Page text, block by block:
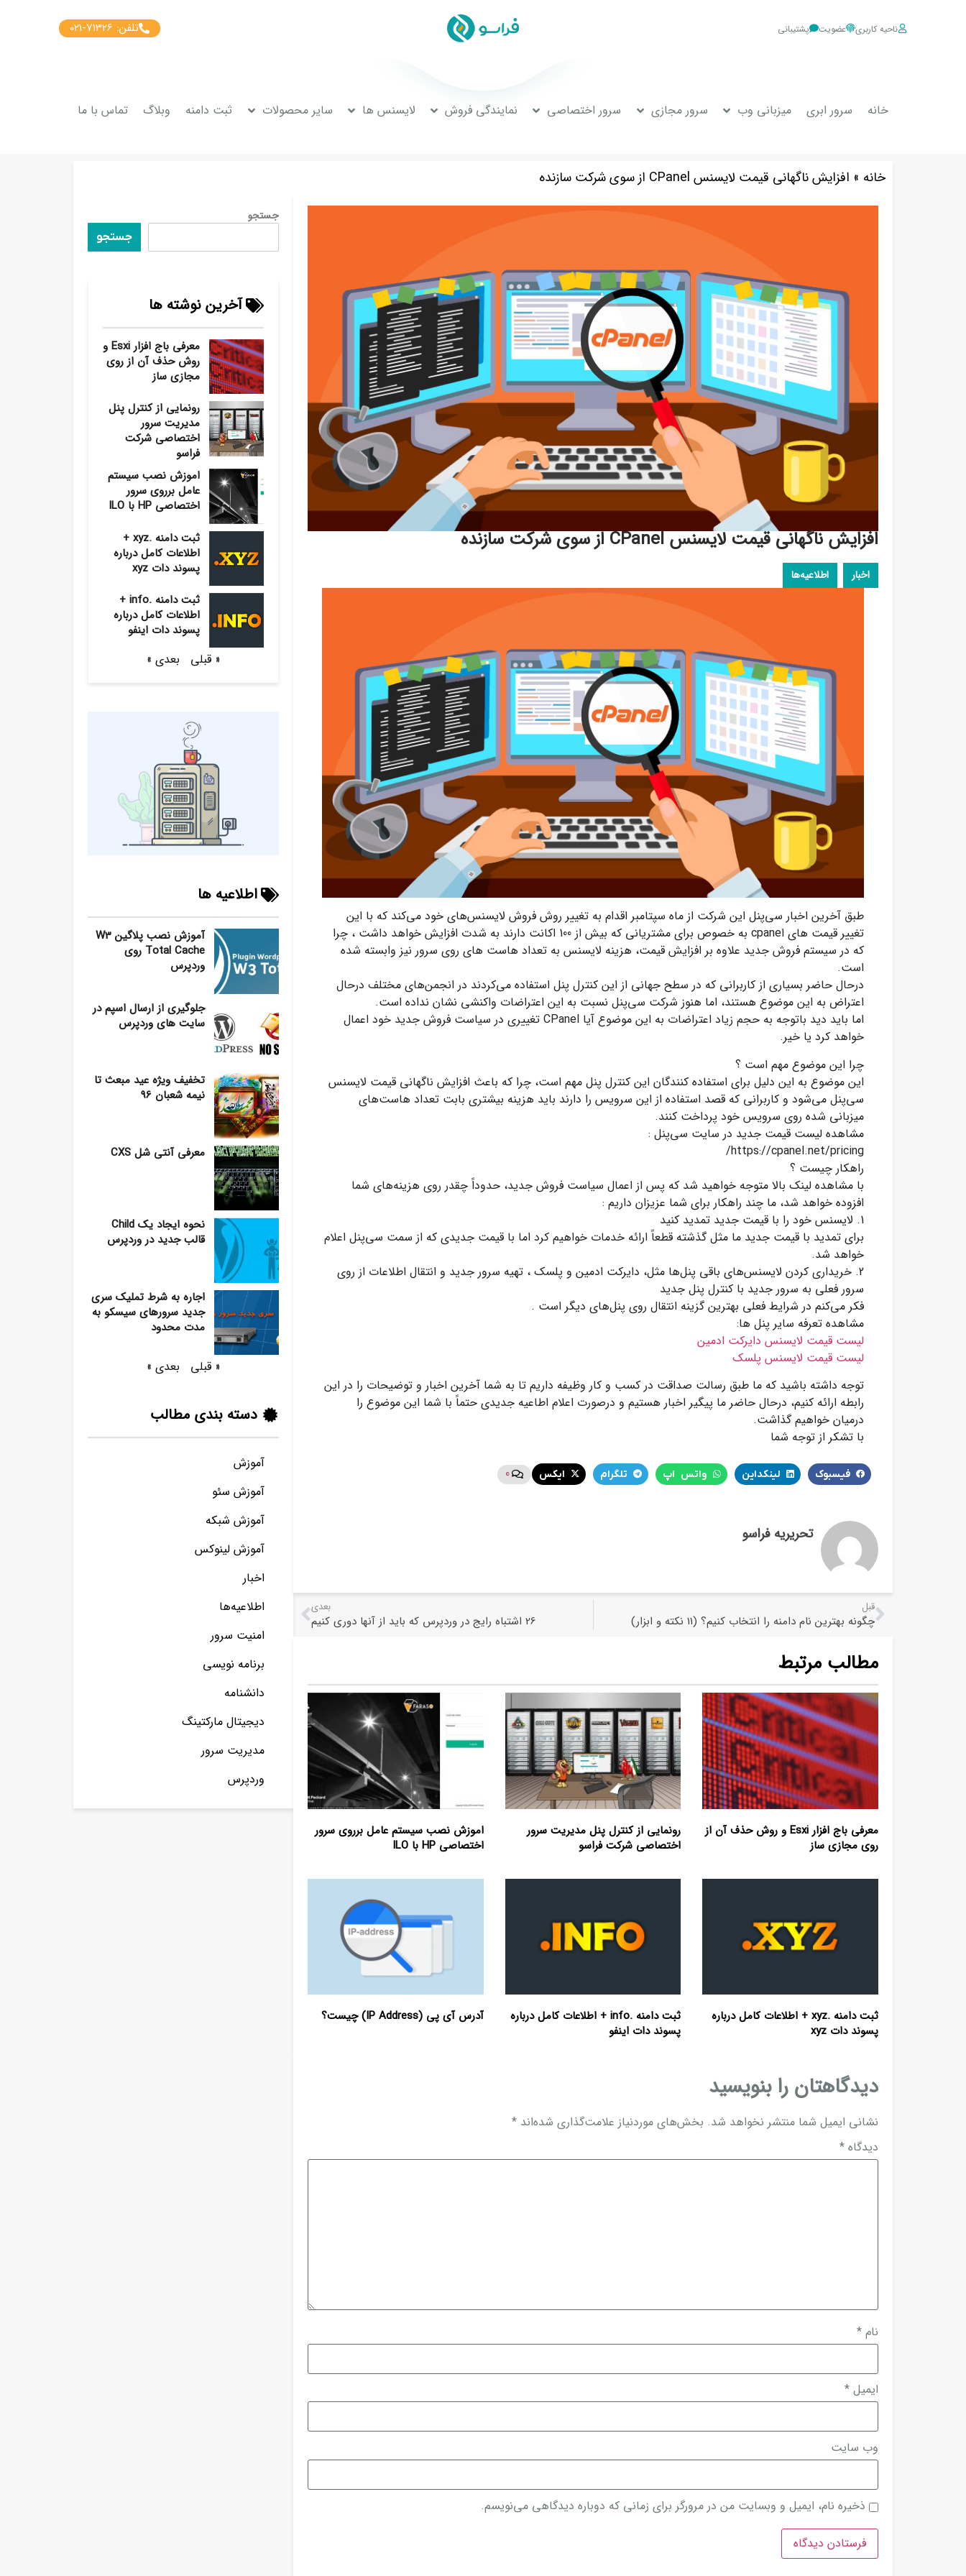
ناحیه کاربری عضویت پشتیبانی تلفن: 71326-021
خانه سرور ابری میزبانی وب سرور مجازی سرور اختصاصی نمایندگی فروش لایسنس ها سایر محصولات ثبت دامنه وبلاگ تماس با ما
خانه » افزایش ناگهانی قیمت لایسنس CPanel از سوی شرکت سازنده
جستجو
جستجو
آخرین نوشته ها
معرفی باج افزار Esxi و
روش حذف آن از روی
مجازی ساز
رونمایی از کنترل پنل
مدیریت سرور
اختصاصی شرکت
فراسو
اموزش نصب سیستم
عامل برروی سرور
اختصاصی HP با ILO
ثبت دامنه .xyz +
اطلاعات کامل درباره
پسوند دات xyz
ثبت دامنه .info +
اطلاعات کامل درباره
پسوند دات اینفو
« قبلی بعدی »
اطلاعیه ها
آموزش نصب پلاگین W3
Total Cache روی
وردپرس
جلوگیری از ارسال اسپم در
سایت های وردپرس
تخفیف ویژه عید مبعث تا
نیمه شعبان 96
معرفی آنتی شل CXS
نحوه ایجاد یک Child
قالب جدید در وردپرس
اجاره به شرط تملیک سری
جدید سرورهای سیسکو به
مدت محدود
« قبلی بعدی »
دسته بندی مطالب
آموزش
آموزش سئو
آموزش شبکه
آموزش لینوکس
اخبار
اطلاعیه‌ها
امنیت سرور
برنامه نویسی
دانشنامه
دیجیتال مارکتینگ
مدیریت سرور
وردپرس
افزایش ناگهانی قیمت لایسنس CPanel از سوی شرکت سازنده
اخبار اطلاعیه‌ها
طبق آخرین اخبار سی‌پنل این شرکت از ماه سپتامبر اقدام به تغییر روش فروش لایسنس‌های خود می‌کند که با این
تغییر قیمت های اcpane به خصوص برای مشتریانی که بیش از 100 اکانت دارند به شدت افزایش خواهد داشت ، چرا
که در سیستم فروش جدید علاوه بر افزایش قیمت، هزینه لایسنس به تعداد هاست های روی سرور نیز وابسته شده
است.
درحال حاضر بسیاری از کاربرانی که در سطح جهانی از این کنترل پنل استفاده می‌کردند در انجمن‌های مختلف درحال
اعتراض به این موضوع هستند، اما هنوز شرکت سی‌پنل نسبت به این اعتراضات واکنشی نشان نداده است.
اما باید دید باتوجه به حجم زیاد اعتراضات به این موضوع آیا CPanel تغییری در سیاست فروش جدید خود اعمال
خواهد کرد یا خیر.
چرا این موضوع مهم است ؟
این موضوع به این دلیل برای استفاده کنندگان این کنترل پنل مهم است، چرا که باعث افزایش ناگهانی قیمت لایسنس
سی‌پنل می‌شود و کاربرانی که قصد استفاده از این سرویس را دارند باید هزینه بیشتری بابت تعداد هاست‌های
میزبانی شده روی سرویس خود پرداخت کنند.
مشاهده لیست قیمت جدید در سایت سی‌پنل :
https://cpanel.net/pricing/
راهکار چیست ؟
با مشاهده لینک بالا متوجه خواهید شد که پس از اعمال سیاست فروش جدید، حدوداً چقدر روی هزینه‌های شما
افزوده خواهد شد، ما چند راهکار برای شما عزیزان داریم :
1. لایسنس خود را با قیمت جدید تمدید کنید
برای تمدید با قیمت جدید ما مثل گذشته قطعاً ارائه خدمات خواهیم کرد اما با قیمت جدیدی که از سمت سی‌پنل اعلام
خواهد شد.
2. خریداری کردن لایسنس‌های باقی پنل‌ها مثل، دایرکت ادمین و پلسک ، تهیه سرور جدید و انتقال اطلاعات از روی
سرور فعلی به سرور جدید با کنترل پنل جدید
فکر می‌کنم در شرایط فعلی بهترین گزینه انتقال روی پنل‌های دیگر است .
مشاهده تعرفه سایر پنل ها:
لیست قیمت لایسنس دایرکت ادمین
لیست قیمت لایسنس پلسک
توجه داشته باشید که ما طبق رسالت صداقت در کسب و کار وظیفه داریم تا به شما آخرین اخبار و توضیحات را در این
رابطه ارائه کنیم، درحال حاضر ما پیگیر اخبار هستیم و درصورت اعلام اطاعیه جدیدی حتماً با شما این موضوع را
درمیان خواهیم گذاشت.
با تشکر از توجه شما
فیسبوک لینکداین واتس اپ تلگرام ایکس 0
تحریریه فراسو
قبل
چگونه بهترین نام دامنه را انتخاب کنیم؟ (11 نکته و ابزار)
بعدی
26 اشتباه رایج در وردپرس که باید از آنها دوری کنیم
مطالب مرتبط
معرفی باج افزار Esxi و روش حذف آن از
روی مجازی ساز
رونمایی از کنترل پنل مدیریت سرور
اختصاصی شرکت فراسو
اموزش نصب سیستم عامل برروی سرور
اختصاصی HP با ILO
ثبت دامنه .xyz + اطلاعات کامل درباره
پسوند دات xyz
ثبت دامنه .info + اطلاعات کامل درباره
پسوند دات اینفو
آدرس آی پی (IP Address) چیست؟
دیدگاهتان را بنویسید
نشانی ایمیل شما منتشر نخواهد شد. بخش‌های موردنیاز علامت‌گذاری شده‌اند *
دیدگاه *
نام *
ایمیل *
وب‌ سایت
ذخیره نام، ایمیل و وبسایت من در مرورگر برای زمانی که دوباره دیدگاهی می‌نویسم.